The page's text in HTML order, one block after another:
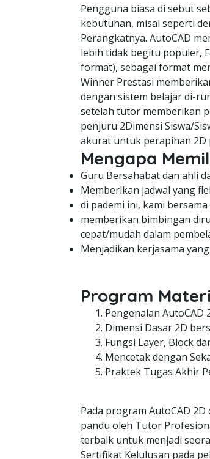
Pengguna biasa di sebut
kebutuhan, misal seperti
Perangkatnya. AutoCAD
lebih tidak begitu populer,
format), sebagai format
Winner Prestasi
dengan sistem belajar di-
setelah tutor memberikan
penjuru 2Dimensi Siswa/
akurat untuk perapihan 2D
Mengapa
Guru Bersahabat dan ahli
Memberikan jadwal yang
di pademi ini, kami
memberikan bimbingan
cepat/mudah dalam
Menjadikan kerjasama
Program
Pengenalan
Dimensi Dasar 2D
Fungsi Layer, Block
Mencetak dengan
Praktek Tugas Akhir
Pada program AutoCAD
pandu oleh Tutor
terbaik untuk menjadi
Sertifikat Kelulusan pada